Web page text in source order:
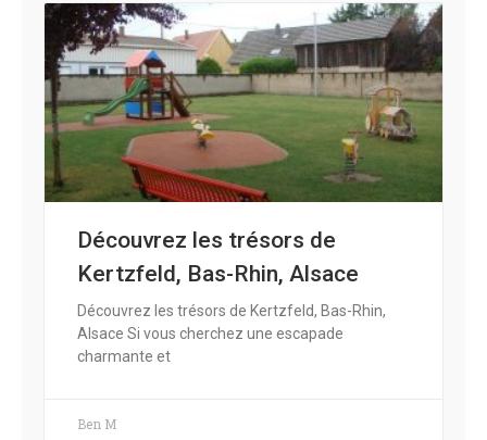
Découvrez les trésors de
Kertzfeld, Bas-Rhin, Alsace
Découvrez les trésors de Kertzfeld, Bas-Rhin,
Alsace Si vous cherchez une escapade
charmante et
Ben M